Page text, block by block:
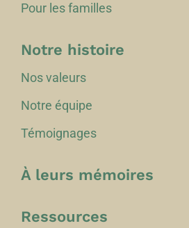
Pour les familles
Notre histoire
Nos valeurs
Notre équipe
Témoignages
À leurs mémoires
Ressources